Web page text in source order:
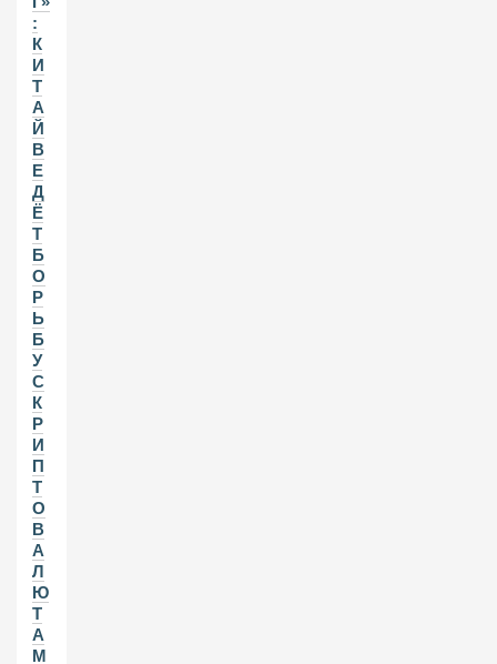
:
К
И
Т
А
Й
В
Е
Д
Ё
Т
Б
О
Р
Ь
Б
У
С
К
Р
И
П
Т
О
В
А
Л
Ю
Т
А
М